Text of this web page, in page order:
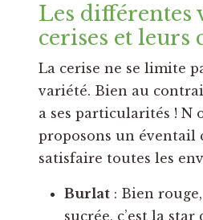
Les différentes
cerises et leurs
La cerise ne se limite
variété. Bien au
a ses particularités ! N
proposons un éventail
satisfaire toutes les
Burlat : Bien
sucrée, c’est la